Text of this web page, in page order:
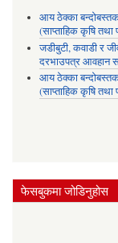
आय ठेक्का
(साप्ताहिक कृषि तथा
जडीबुटी, कवाडी र
दरभाउपत्र आवहान
आय ठेक्का
(साप्ताहिक कृषि तथा
फेसबुकमा जोडिनुहोस